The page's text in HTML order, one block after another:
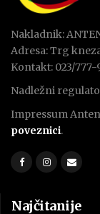
Nakladnik:
Adresa: Trg
Kontakt: 023/777-
Nadležni
Impressum
poveznici.
Najčitanije